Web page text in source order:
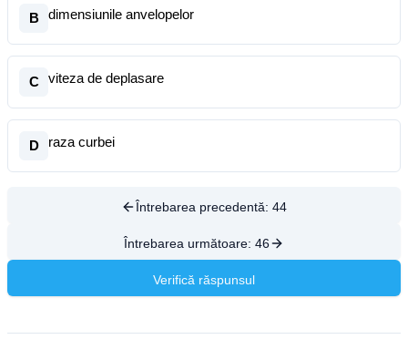
B dimensiunile anvelopelor
C viteza de deplasare
D raza curbei
Întrebarea precedentă: 44
Întrebarea următoare: 46
Verifică răspunsul